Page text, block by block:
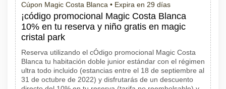
Cúpon Magic Costa Blanca • Expira en 29 días
¡código promocional Magic Costa Blanca
10% en tu reserva y niño gratis en magic
cristal park
Reserva utilizando el cÓdigo promocional Magic Costa
Blanca tu habitación doble junior estándar con el régimen
ultra todo incluido (estancias entre el 18 de septiembre al
31 de octubre de 2022) y disfrutarás de un descuento